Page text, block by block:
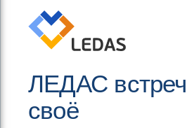
ЛЕДАС
своё